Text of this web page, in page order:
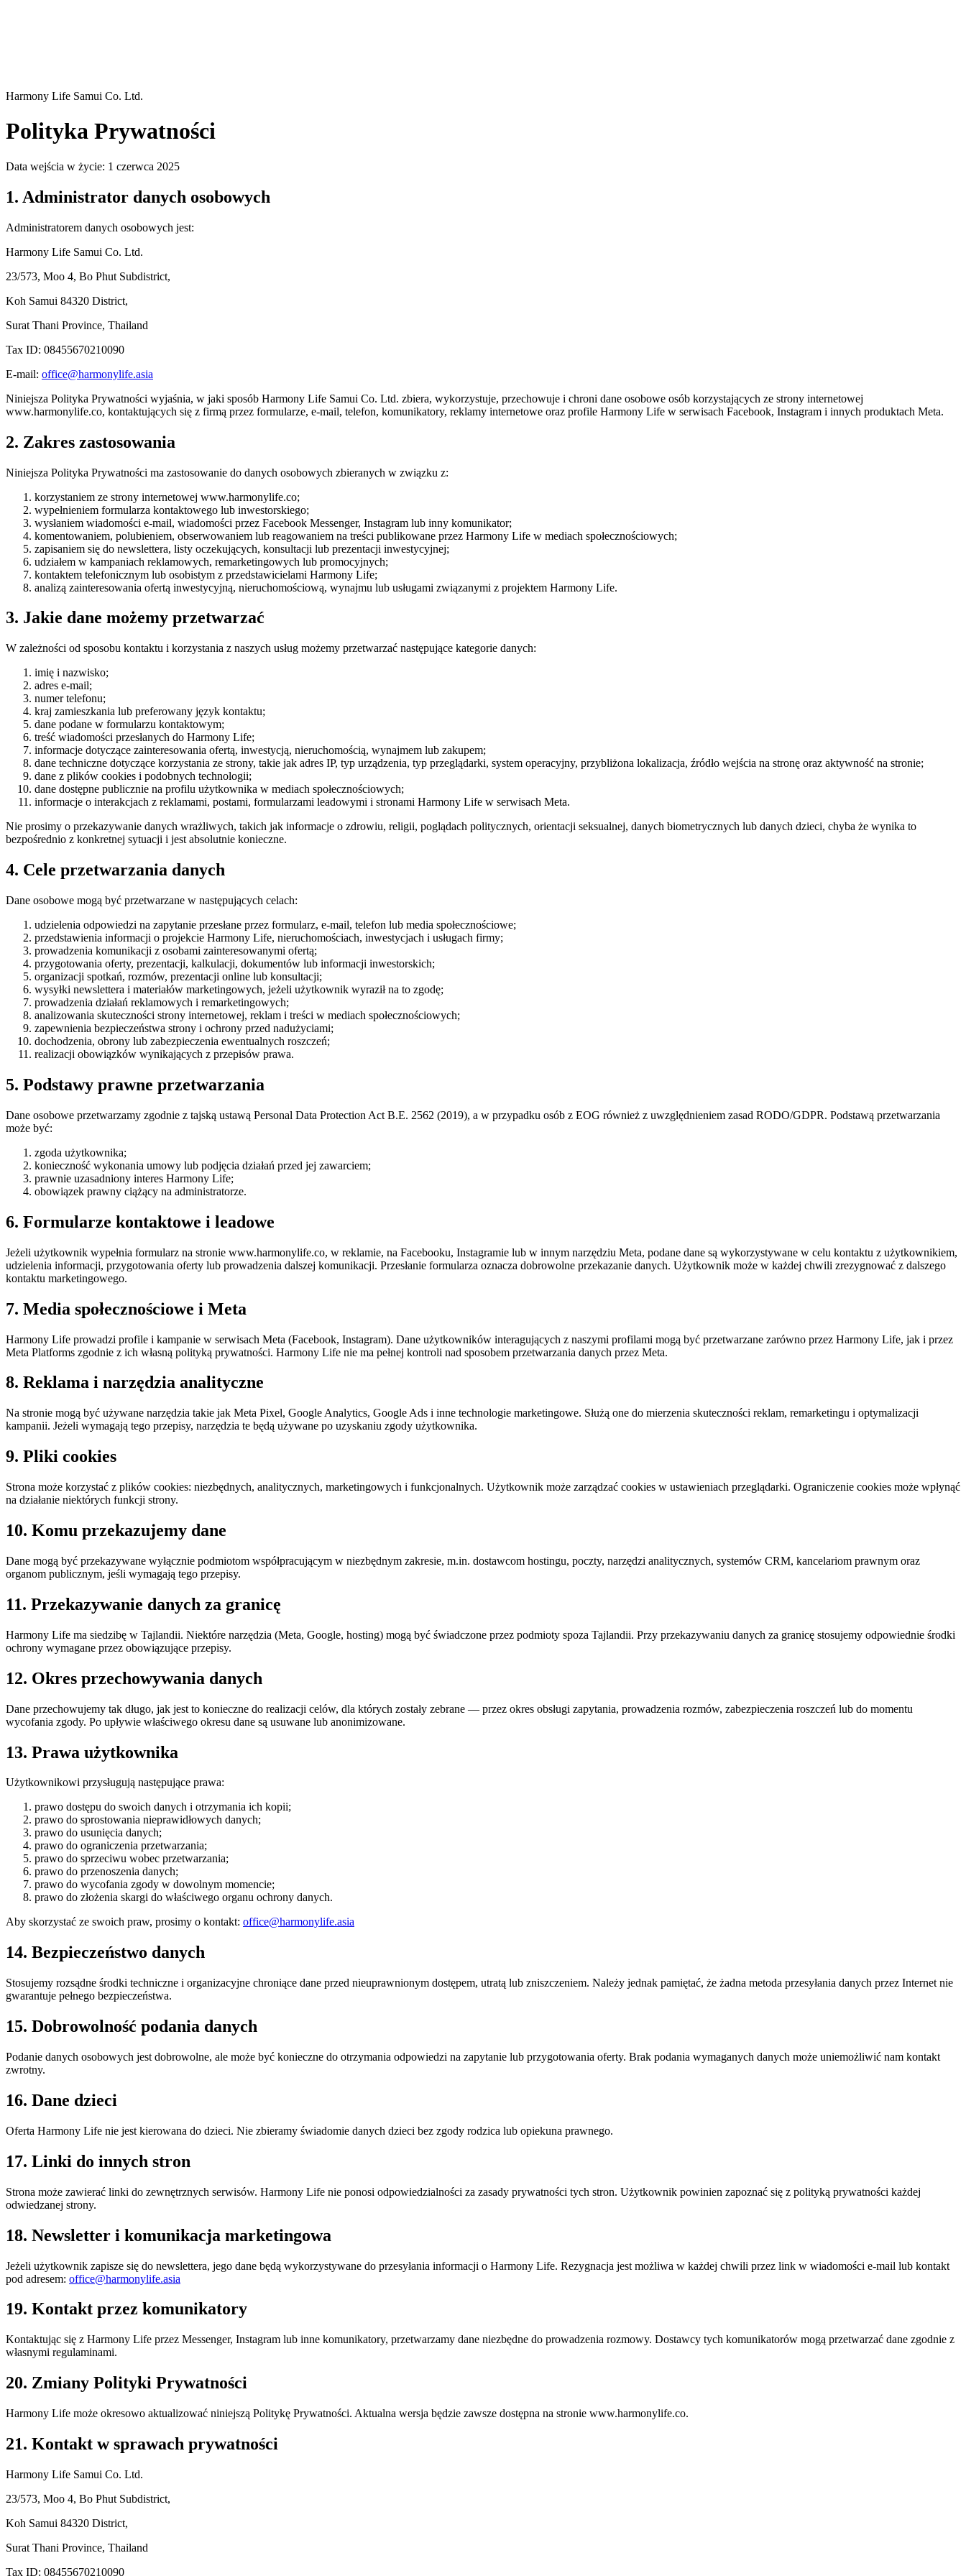
Harmony Life Samui Co. Ltd.
Polityka Prywatności
Data wejścia w życie: 1 czerwca 2025
1. Administrator danych osobowych
Administratorem danych osobowych jest:
Harmony Life Samui Co. Ltd.
23/573, Moo 4, Bo Phut Subdistrict,
Koh Samui 84320 District,
Surat Thani Province, Thailand
Tax ID: 08455670210090
E-mail: office@harmonylife.asia
Niniejsza Polityka Prywatności wyjaśnia, w jaki sposób Harmony Life Samui Co. Ltd. zbiera, wykorzystuje, przechowuje i chroni dane osobowe osób korzystających ze strony internetowej
www.harmonylife.co, kontaktujących się z firmą przez formularze, e-mail, telefon, komunikatory, reklamy internetowe oraz profile Harmony Life w serwisach Facebook, Instagram i innych produktach Meta.
2. Zakres zastosowania
Niniejsza Polityka Prywatności ma zastosowanie do danych osobowych zbieranych w związku z:
korzystaniem ze strony internetowej www.harmonylife.co;
wypełnieniem formularza kontaktowego lub inwestorskiego;
wysłaniem wiadomości e-mail, wiadomości przez Facebook Messenger, Instagram lub inny komunikator;
komentowaniem, polubieniem, obserwowaniem lub reagowaniem na treści publikowane przez Harmony Life w mediach społecznościowych;
zapisaniem się do newslettera, listy oczekujących, konsultacji lub prezentacji inwestycyjnej;
udziałem w kampaniach reklamowych, remarketingowych lub promocyjnych;
kontaktem telefonicznym lub osobistym z przedstawicielami Harmony Life;
analizą zainteresowania ofertą inwestycyjną, nieruchomościową, wynajmu lub usługami związanymi z projektem Harmony Life.
3. Jakie dane możemy przetwarzać
W zależności od sposobu kontaktu i korzystania z naszych usług możemy przetwarzać następujące kategorie danych:
imię i nazwisko;
adres e-mail;
numer telefonu;
kraj zamieszkania lub preferowany język kontaktu;
dane podane w formularzu kontaktowym;
treść wiadomości przesłanych do Harmony Life;
informacje dotyczące zainteresowania ofertą, inwestycją, nieruchomością, wynajmem lub zakupem;
dane techniczne dotyczące korzystania ze strony, takie jak adres IP, typ urządzenia, typ przeglądarki, system operacyjny, przybliżona lokalizacja, źródło wejścia na stronę oraz aktywność na stronie;
dane z plików cookies i podobnych technologii;
dane dostępne publicznie na profilu użytkownika w mediach społecznościowych;
informacje o interakcjach z reklamami, postami, formularzami leadowymi i stronami Harmony Life w serwisach Meta.
Nie prosimy o przekazywanie danych wrażliwych, takich jak informacje o zdrowiu, religii, poglądach politycznych, orientacji seksualnej, danych biometrycznych lub danych dzieci, chyba że wynika to
bezpośrednio z konkretnej sytuacji i jest absolutnie konieczne.
4. Cele przetwarzania danych
Dane osobowe mogą być przetwarzane w następujących celach:
udzielenia odpowiedzi na zapytanie przesłane przez formularz, e-mail, telefon lub media społecznościowe;
przedstawienia informacji o projekcie Harmony Life, nieruchomościach, inwestycjach i usługach firmy;
prowadzenia komunikacji z osobami zainteresowanymi ofertą;
przygotowania oferty, prezentacji, kalkulacji, dokumentów lub informacji inwestorskich;
organizacji spotkań, rozmów, prezentacji online lub konsultacji;
wysyłki newslettera i materiałów marketingowych, jeżeli użytkownik wyraził na to zgodę;
prowadzenia działań reklamowych i remarketingowych;
analizowania skuteczności strony internetowej, reklam i treści w mediach społecznościowych;
zapewnienia bezpieczeństwa strony i ochrony przed nadużyciami;
dochodzenia, obrony lub zabezpieczenia ewentualnych roszczeń;
realizacji obowiązków wynikających z przepisów prawa.
5. Podstawy prawne przetwarzania
Dane osobowe przetwarzamy zgodnie z tajską ustawą Personal Data Protection Act B.E. 2562 (2019), a w przypadku osób z EOG również z uwzględnieniem zasad RODO/GDPR. Podstawą przetwarzania
może być:
zgoda użytkownika;
konieczność wykonania umowy lub podjęcia działań przed jej zawarciem;
prawnie uzasadniony interes Harmony Life;
obowiązek prawny ciążący na administratorze.
6. Formularze kontaktowe i leadowe
Jeżeli użytkownik wypełnia formularz na stronie www.harmonylife.co, w reklamie, na Facebooku, Instagramie lub w innym narzędziu Meta, podane dane są wykorzystywane w celu kontaktu z użytkownikiem,
udzielenia informacji, przygotowania oferty lub prowadzenia dalszej komunikacji. Przesłanie formularza oznacza dobrowolne przekazanie danych. Użytkownik może w każdej chwili zrezygnować z dalszego
kontaktu marketingowego.
7. Media społecznościowe i Meta
Harmony Life prowadzi profile i kampanie w serwisach Meta (Facebook, Instagram). Dane użytkowników interagujących z naszymi profilami mogą być przetwarzane zarówno przez Harmony Life, jak i przez
Meta Platforms zgodnie z ich własną polityką prywatności. Harmony Life nie ma pełnej kontroli nad sposobem przetwarzania danych przez Meta.
8. Reklama i narzędzia analityczne
Na stronie mogą być używane narzędzia takie jak Meta Pixel, Google Analytics, Google Ads i inne technologie marketingowe. Służą one do mierzenia skuteczności reklam, remarketingu i optymalizacji
kampanii. Jeżeli wymagają tego przepisy, narzędzia te będą używane po uzyskaniu zgody użytkownika.
9. Pliki cookies
Strona może korzystać z plików cookies: niezbędnych, analitycznych, marketingowych i funkcjonalnych. Użytkownik może zarządzać cookies w ustawieniach przeglądarki. Ograniczenie cookies może wpłynąć
na działanie niektórych funkcji strony.
10. Komu przekazujemy dane
Dane mogą być przekazywane wyłącznie podmiotom współpracującym w niezbędnym zakresie, m.in. dostawcom hostingu, poczty, narzędzi analitycznych, systemów CRM, kancelariom prawnym oraz
organom publicznym, jeśli wymagają tego przepisy.
11. Przekazywanie danych za granicę
Harmony Life ma siedzibę w Tajlandii. Niektóre narzędzia (Meta, Google, hosting) mogą być świadczone przez podmioty spoza Tajlandii. Przy przekazywaniu danych za granicę stosujemy odpowiednie środki
ochrony wymagane przez obowiązujące przepisy.
12. Okres przechowywania danych
Dane przechowujemy tak długo, jak jest to konieczne do realizacji celów, dla których zostały zebrane — przez okres obsługi zapytania, prowadzenia rozmów, zabezpieczenia roszczeń lub do momentu
wycofania zgody. Po upływie właściwego okresu dane są usuwane lub anonimizowane.
13. Prawa użytkownika
Użytkownikowi przysługują następujące prawa:
prawo dostępu do swoich danych i otrzymania ich kopii;
prawo do sprostowania nieprawidłowych danych;
prawo do usunięcia danych;
prawo do ograniczenia przetwarzania;
prawo do sprzeciwu wobec przetwarzania;
prawo do przenoszenia danych;
prawo do wycofania zgody w dowolnym momencie;
prawo do złożenia skargi do właściwego organu ochrony danych.
Aby skorzystać ze swoich praw, prosimy o kontakt: office@harmonylife.asia
14. Bezpieczeństwo danych
Stosujemy rozsądne środki techniczne i organizacyjne chroniące dane przed nieuprawnionym dostępem, utratą lub zniszczeniem. Należy jednak pamiętać, że żadna metoda przesyłania danych przez Internet nie
gwarantuje pełnego bezpieczeństwa.
15. Dobrowolność podania danych
Podanie danych osobowych jest dobrowolne, ale może być konieczne do otrzymania odpowiedzi na zapytanie lub przygotowania oferty. Brak podania wymaganych danych może uniemożliwić nam kontakt
zwrotny.
16. Dane dzieci
Oferta Harmony Life nie jest kierowana do dzieci. Nie zbieramy świadomie danych dzieci bez zgody rodzica lub opiekuna prawnego.
17. Linki do innych stron
Strona może zawierać linki do zewnętrznych serwisów. Harmony Life nie ponosi odpowiedzialności za zasady prywatności tych stron. Użytkownik powinien zapoznać się z polityką prywatności każdej
odwiedzanej strony.
18. Newsletter i komunikacja marketingowa
Jeżeli użytkownik zapisze się do newslettera, jego dane będą wykorzystywane do przesyłania informacji o Harmony Life. Rezygnacja jest możliwa w każdej chwili przez link w wiadomości e-mail lub kontakt
pod adresem: office@harmonylife.asia
19. Kontakt przez komunikatory
Kontaktując się z Harmony Life przez Messenger, Instagram lub inne komunikatory, przetwarzamy dane niezbędne do prowadzenia rozmowy. Dostawcy tych komunikatorów mogą przetwarzać dane zgodnie z
własnymi regulaminami.
20. Zmiany Polityki Prywatności
Harmony Life może okresowo aktualizować niniejszą Politykę Prywatności. Aktualna wersja będzie zawsze dostępna na stronie www.harmonylife.co.
21. Kontakt w sprawach prywatności
Harmony Life Samui Co. Ltd.
23/573, Moo 4, Bo Phut Subdistrict,
Koh Samui 84320 District,
Surat Thani Province, Thailand
Tax ID: 08455670210090